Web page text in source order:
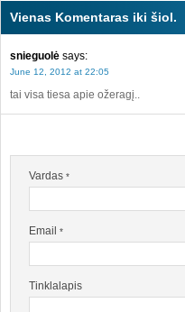
Vienas Komentaras iki šiol.
snieguolė says:
June 12, 2012 at 22:05
tai visa tiesa apie ožeragį..
Vardas *
Email *
Tinklalapis